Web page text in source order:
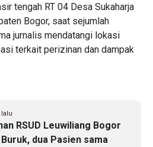
tengah RT 04 Desa Sukaharja
Bogor, saat sejumlah
jurnalis mendatangi lokasi
terkait perizinan dan dampak
RSUD Leuwiliang Bogor
dua Pasien sama